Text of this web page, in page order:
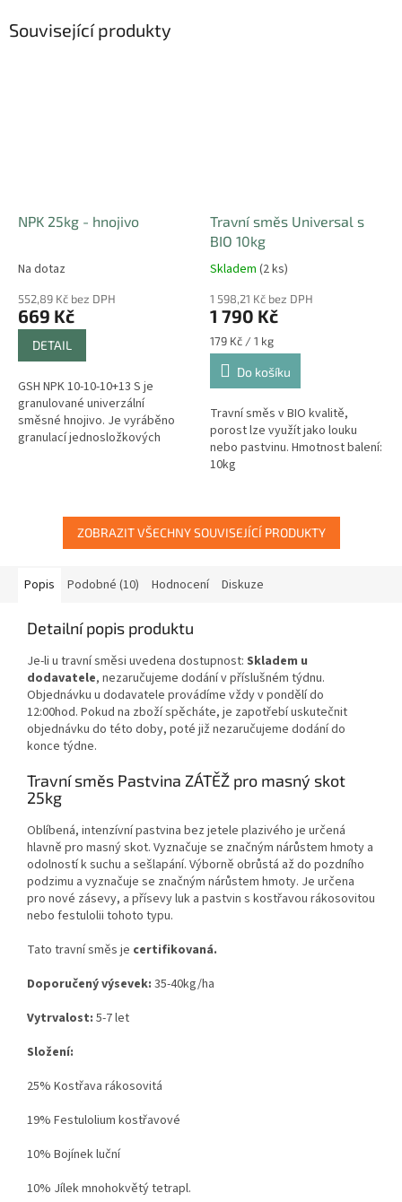
Související produkty
NPK 25kg - hnojivo
Na dotaz
552,89 Kč bez DPH
669 Kč
DETAIL
GSH NPK 10-10-10+13 S je
granulované univerzální
směsné hnojivo. Je vyráběno
granulací jednosložkových
Travní směs Universal s
BIO 10kg
Skladem (2 ks)
1 598,21 Kč bez DPH
1 790 Kč
Měrná
cena:
179 Kč / 1 kg
Do košíku
Travní směs v BIO kvalitě,
porost lze využít jako louku
nebo pastvinu. Hmotnost balení:
10kg
ZOBRAZIT VŠECHNY SOUVISEJÍCÍ PRODUKTY
Popis Podobné (10) Hodnocení Diskuze
Detailní popis produktu
Je-li u travní směsi uvedena dostupnost: Skladem u
dodavatele, nezaručujeme dodání v příslušném týdnu.
Objednávku u dodavatele provádíme vždy v pondělí do
12:00hod. Pokud na zboží spěcháte, je zapotřebí uskutečnit
objednávku do této doby, poté již nezaručujeme dodání do
konce týdne.
Travní směs Pastvina ZÁTĚŽ pro masný skot
25kg
Oblíbená, intenzívní pastvina bez jetele plazivého je určená
hlavně pro masný skot. Vyznačuje se značným nárůstem hmoty a
odolností k suchu a sešlapání. Výborně obrůstá až do pozdního
podzimu a vyznačuje se značným nárůstem hmoty. Je určena
pro nové zásevy, a přísevy luk a pastvin s kostřavou rákosovitou
nebo festulolii tohoto typu.
Tato travní směs je certifikovaná.
Doporučený výsevek: 35-40kg/ha
Vytrvalost: 5-7 let
Složení:
25% Kostřava rákosovitá
19% Festulolium kostřavové
10% Bojínek luční
10% Jílek mnohokvětý tetrapl.